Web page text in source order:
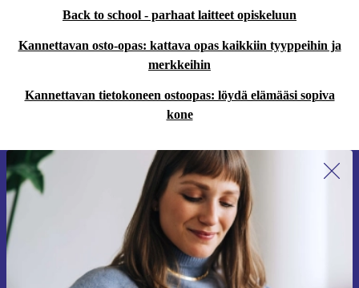
Back to school - parhaat laitteet opiskeluun
Kannettavan osto-opas: kattava opas kaikkiin tyyppeihin ja
merkkeihin
Kannettavan tietokoneen ostoopas: löydä elämääsi sopiva
kone
Liity ensimmäistä kertaa uutiskirjeen
tilaajaksi ja säästä 15 €!
Älä missaa enää yhtäkään tarjousta.